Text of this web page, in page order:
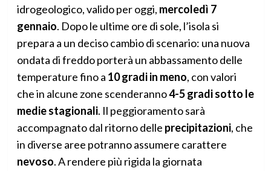
idrogeologico, valido per oggi, mercoledì 7
gennaio. Dopo le ultime ore di sole, l’isola si
prepara a un deciso cambio di scenario: una nuova
ondata di freddo porterà un abbassamento delle
temperature fino a 10 gradi in meno, con valori
che in alcune zone scenderanno4-5 gradi sotto le
medie stagionali. Il peggioramento sarà
accompagnato dal ritorno delle precipitazioni, che
in diverse aree potranno assumere carattere
nevoso. A rendere più rigida la giornata